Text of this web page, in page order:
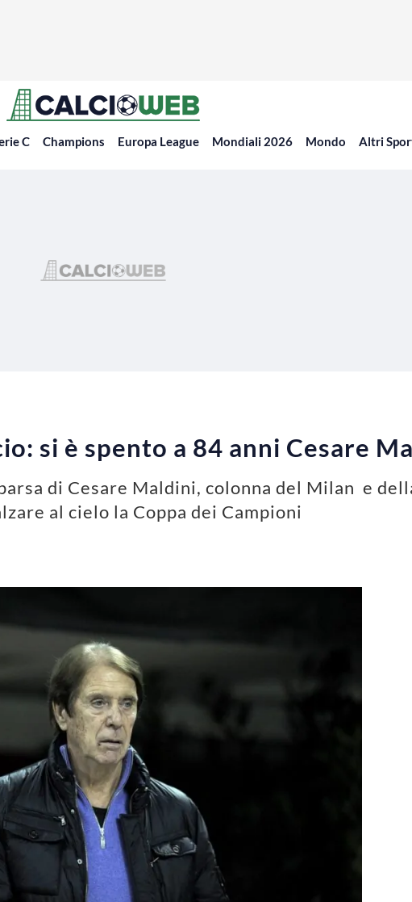
C Champions Europa League Mondiali 2026 Mondo Altri
si è spento a 84 anni Cesare
di Cesare Maldini, colonna del Milan e
al cielo la Coppa dei Campioni